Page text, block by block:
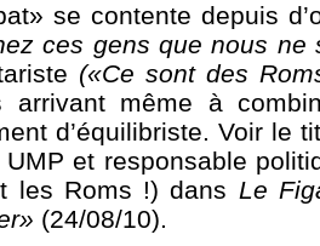
se contente depuis
ces gens que nous
(«Ce sont des
arrivant même à
d’équilibriste. Voir le
UMP et responsable
les Roms !) dans Le
(24/08/10).